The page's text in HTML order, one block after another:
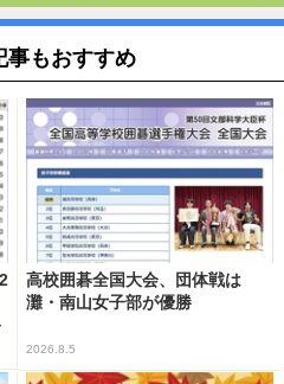
事もおすすめ
高校囲碁全国大会、団体戦は
灘・南山女子部が優勝
2026.8.5